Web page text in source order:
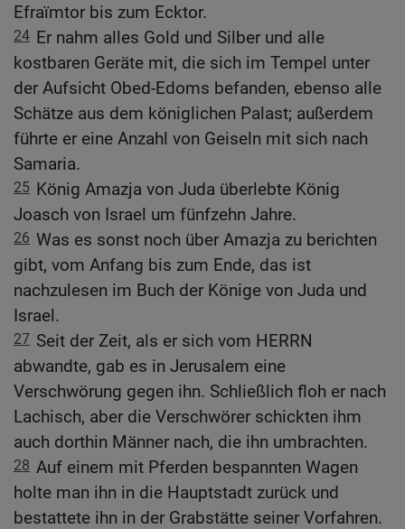
Efraïmtor bis zum Ecktor.
24 Er nahm alles Gold und Silber und alle
kostbaren Geräte mit, die sich im Tempel unter
der Aufsicht Obed-Edoms befanden, ebenso alle
Schätze aus dem königlichen Palast; außerdem
führte er eine Anzahl von Geiseln mit sich nach
Samaria.
25 König Amazja von Juda überlebte König
Joasch von Israel um fünfzehn Jahre.
26 Was es sonst noch über Amazja zu berichten
gibt, vom Anfang bis zum Ende, das ist
nachzulesen im Buch der Könige von Juda und
Israel.
27 Seit der Zeit, als er sich vom HERRN
abwandte, gab es in Jerusalem eine
Verschwörung gegen ihn. Schließlich floh er nach
Lachisch, aber die Verschwörer schickten ihm
auch dorthin Männer nach, die ihn umbrachten.
28 Auf einem mit Pferden bespannten Wagen
holte man ihn in die Hauptstadt zurück und
bestattete ihn in der Grabstätte seiner Vorfahren.